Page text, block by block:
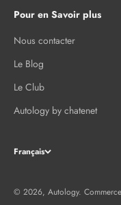
Pour en Savoir plus
Nous contacter
Le Blog
Le Club
Autology by chatenet
Français
© 2026, Autology.